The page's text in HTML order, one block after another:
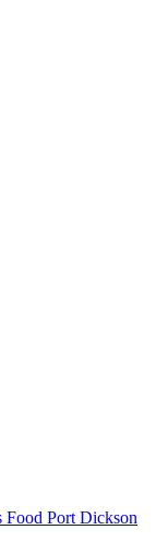
Food Port Dickson